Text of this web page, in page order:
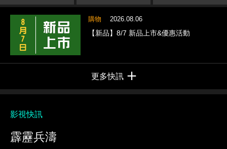
購物 2026.08.06
【新品】8/7 新品上市&優惠活動
更多快訊
影視快訊
霹靂兵濤